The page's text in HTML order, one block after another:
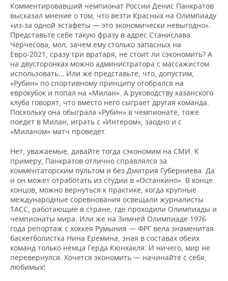
Комментировавший чемпионат России Денис Панкратов
высказал мнение о том, что везти Красных на Олимпиаду
«из-за одной эстафеты — это экономически невыгодно».
Представьте себе такую фразу в адрес Станислава
Черчесова, мол, зачем ему столько запасных на
Евро-2021, сразу три вратаря, не стоит ли сэкономить? А
на двусторонках можно администратора с массажистом
использовать… Или же представьте, что, допустим,
«Рубин» по спортивному принципу отобрался на
еврокубок и попал на «Милан». А руководству казанского
клуба говорят, что вместо него сыграет другая команда.
Поскольку она обыграла «Рубин» в чемпионате, тоже
поедет в Милан, играть с «Интером», заодно и с
«Миланом» матч проведет.
Нет, уважаемые, давайте тогда сэкономим на СМИ. К
примеру, Панкратов отлично справлялся за
комментаторским пультом и без Дмитрия Губерниева. Да
и он может отработать из студии в «Останкино». В конце
концов, можно вернуться к практике, когда крупные
международные соревнования освещали журналисты
ТАСС, работающие в стране, где проходили Олимпиады и
чемпионаты мира. Или же на Зимней Олимпиаде 1976
года репортаж с хоккея Румыния — ФРГ вела знаменитая
баскетболистка Нина Еремина, зная в составах обеих
команд только немца Герда Кюнхакля. И ничего, мир не
перевернулся. Хочется экономить — начинайте с себя,
любимых!